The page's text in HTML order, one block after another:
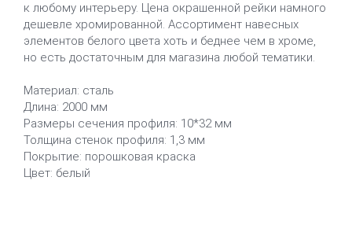
к любому интерьеру. Цена окрашенной рейки намного
дешевле хромированной. Ассортимент навесных
элементов белого цвета хоть и беднее чем в хроме,
но есть достаточным для магазина любой тематики.
Материал: сталь
Длина: 2000 мм
Размеры сечения профиля: 10*32 мм
Толщина стенок профиля: 1,3 мм
Покрытие: порошковая краска
Цвет: белый